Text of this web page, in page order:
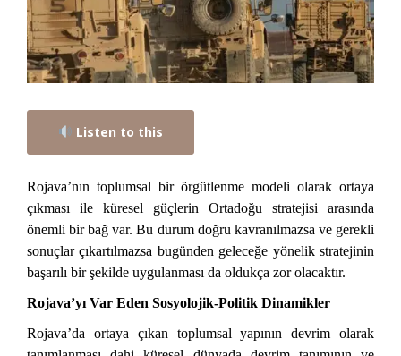
Listen to this
Rojava’nın toplumsal bir örgütlenme modeli olarak ortaya
çıkması ile küresel güçlerin Ortadoğu stratejisi arasında
önemli bir bağ var. Bu durum doğru kavranılmazsa ve gerekli
sonuçlar çıkartılmazsa bugünden geleceğe yönelik stratejinin
başarılı bir şekilde uygulanması da oldukça zor olacaktır.
Rojava’yı Var Eden Sosyolojik-Politik Dinamikler
Rojava’da ortaya çıkan toplumsal yapının devrim olarak